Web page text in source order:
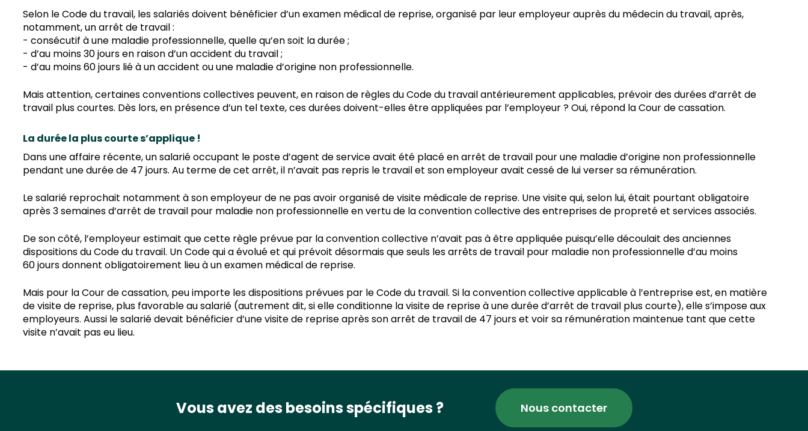
Selon le Code du travail, les salariés doivent bénéficier d’un examen médical de reprise, organisé par leur employeur auprès du médecin du travail, après,
notamment, un arrêt de travail :
- consécutif à une maladie professionnelle, quelle qu’en soit la durée ;
- d’au moins 30 jours en raison d’un accident du travail ;
- d’au moins 60 jours lié à un accident ou une maladie d’origine non professionnelle.
Mais attention, certaines conventions collectives peuvent, en raison de règles du Code du travail antérieurement applicables, prévoir des durées d’arrêt de
travail plus courtes. Dès lors, en présence d’un tel texte, ces durées doivent-elles être appliquées par l’employeur ? Oui, répond la Cour de cassation.
La durée la plus courte s’applique !
Dans une affaire récente, un salarié occupant le poste d’agent de service avait été placé en arrêt de travail pour une maladie d’origine non professionnelle
pendant une durée de 47 jours. Au terme de cet arrêt, il n’avait pas repris le travail et son employeur avait cessé de lui verser sa rémunération.
Le salarié reprochait notamment à son employeur de ne pas avoir organisé de visite médicale de reprise. Une visite qui, selon lui, était pourtant obligatoire
après 3 semaines d’arrêt de travail pour maladie non professionnelle en vertu de la convention collective des entreprises de propreté et services associés.
De son côté, l’employeur estimait que cette règle prévue par la convention collective n’avait pas à être appliquée puisqu’elle découlait des anciennes
dispositions du Code du travail. Un Code qui a évolué et qui prévoit désormais que seuls les arrêts de travail pour maladie non professionnelle d’au moins
60 jours donnent obligatoirement lieu à un examen médical de reprise.
Mais pour la Cour de cassation, peu importe les dispositions prévues par le Code du travail. Si la convention collective applicable à l’entreprise est, en matière
de visite de reprise, plus favorable au salarié (autrement dit, si elle conditionne la visite de reprise à une durée d’arrêt de travail plus courte), elle s’impose aux
employeurs. Aussi le salarié devait bénéficier d’une visite de reprise après son arrêt de travail de 47 jours et voir sa rémunération maintenue tant que cette
visite n’avait pas eu lieu.
Vous avez des besoins spécifiques ? Nous contacter